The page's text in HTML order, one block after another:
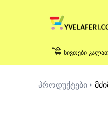
ნივთები
პროდუქტები